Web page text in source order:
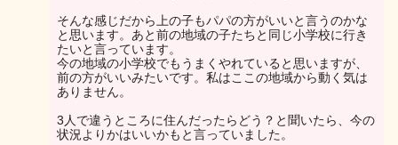
そんな感じだから上の子もパパの方がいいと言うのかな
と思います。あと前の地域の子たちと同じ小学校に行き
たいと言っています。
今の地域の小学校でもうまくやれていると思いますが、
前の方がいいみたいです。私はここの地域から動く気は
ありません。
3人で違うところに住んだったらどう？と聞いたら、今の
状況よりかはいいかもと言っていました。